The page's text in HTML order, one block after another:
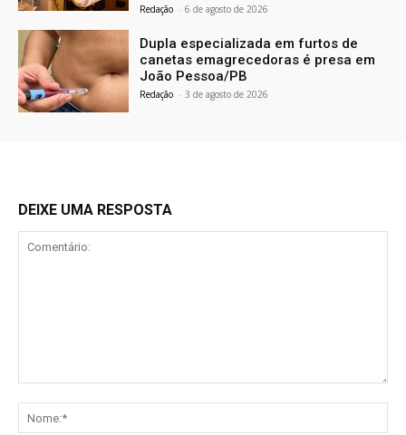
Redação - 6 de agosto de 2026
Dupla especializada em furtos de
canetas emagrecedoras é presa em
João Pessoa/PB
Redação - 3 de agosto de 2026
DEIXE UMA RESPOSTA